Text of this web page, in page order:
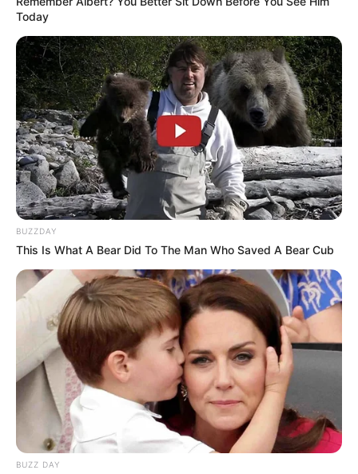
Today
BUZZDAY
This Is What A Bear Did To The Man Who Saved A Bear Cub
BUZZ DAY